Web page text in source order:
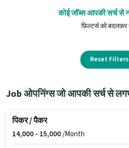
कोई जॉब्स आपकी सर्च से
फ़िल्टर्स को
Reset Filters
Job ओपनिंग्स जो आपकी सर्च से
पिकर / पैकर
14,000 - 15,000/Month